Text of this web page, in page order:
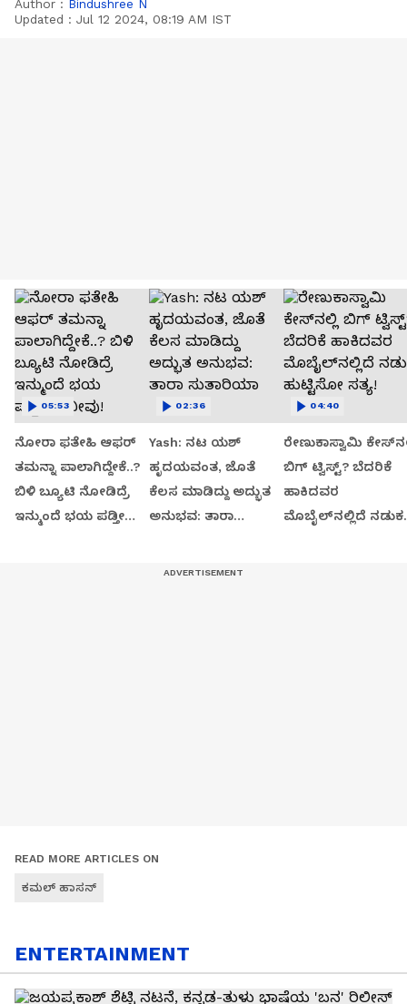
Author : Bindushree N
Updated : Jul 12 2024, 08:19 AM IST
ನೋರಾ ಫತೇಹಿ ಆಫರ್​
ತಮನ್ನಾ ಪಾಲಾಗಿದ್ದೇಕೆ..?
ಬಿಳಿ ಬ್ಯೂಟಿ ನೋಡಿದ್ರೆ
ಇನ್ಮುಂದೆ ಭಯ ಪಡ್ತೀರಾ
05:53
Yash: ನಟ ಯಶ್​
ಹೃದಯವಂತ, ಜೊತೆ
ಕೆಲಸ ಮಾಡಿದ್ದು ಅದ್ಭುತ
ಅನುಭವ: ತಾರಾ
02:36
ರೇಣುಕಾಸ್ವಾಮಿ
ಬಿಗ್ ಟ್ವಿಸ್ಟ್? ಬೆದರಿಕೆ
ಹಾಕಿದವರ
ಮೊಬೈಲ್‌ನಲ್ಲಿದೆ ನಡುಕ
04:40
READ MORE ARTICLES ON
ಕಮಲ್ ಹಾಸನ್
ENTERTAINMENT